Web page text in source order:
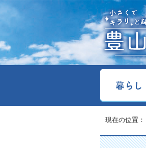
現在の位置：